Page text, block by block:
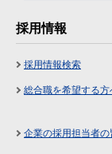
採用情報
採用情報検索
総合職を希望する方
企業の採用担当者の